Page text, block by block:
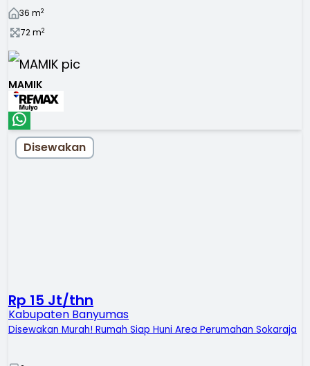
36 m2
72m2
MAMIK
Disewakan
Rp 15 Jt/thn
Kabupaten Banyumas
Disewakan Murah! Rumah Siap Huni Area Perumahan Sokaraja